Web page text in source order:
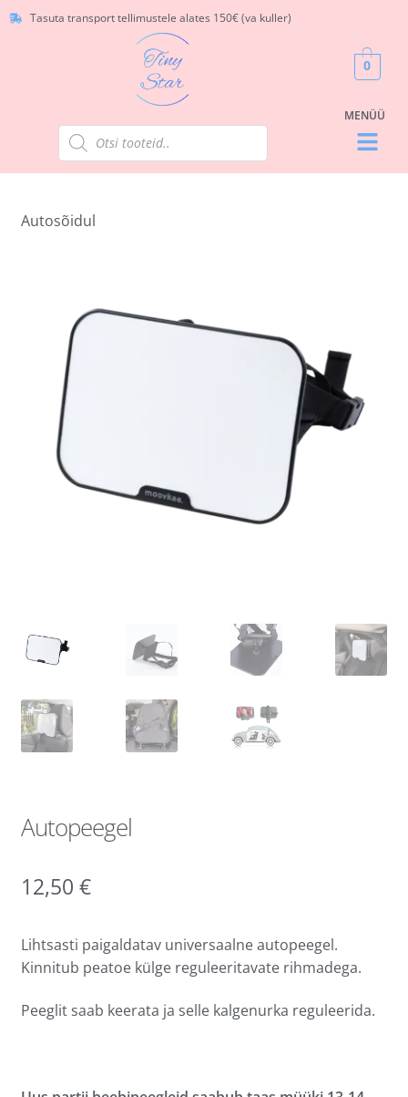
Tasuta transport tellimustele alates 150€ (va kuller)
0
Autosõidul
Autopeegel
12,50 €
Lihtsasti paigaldatav universaalne autopeegel.
Kinnitub peatoe külge reguleeritavate rihmadega.
Peeglit saab keerata ja selle kalgenurka reguleerida.